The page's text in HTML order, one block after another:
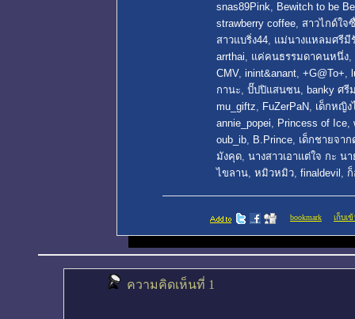
snas89Pink, Bewitch to be
strawberry coffee, สาวไกด์ใจ
สาวแบริ่ง44, แม่นางแหลมศรีมี
arrthai, แค่คนธรรมดาคนหนึ่ง,
CMV, inint&anant, +G@To+,
กานะ, ปั๊ปปิแสนซน, banky ศรี
mu_giftz, FuZerPaN, เด็กหญิ
annie_popei, Princess of Ice,
oub_ib, B.Prince, เด็กชายจา
มังคุด, นางสาวเอาแต่ใจ กะ น
ไขลาน, หมิวหมิว, finaldevil ,
bookmark เก็บเ
ความคิดเห็นที่ 1